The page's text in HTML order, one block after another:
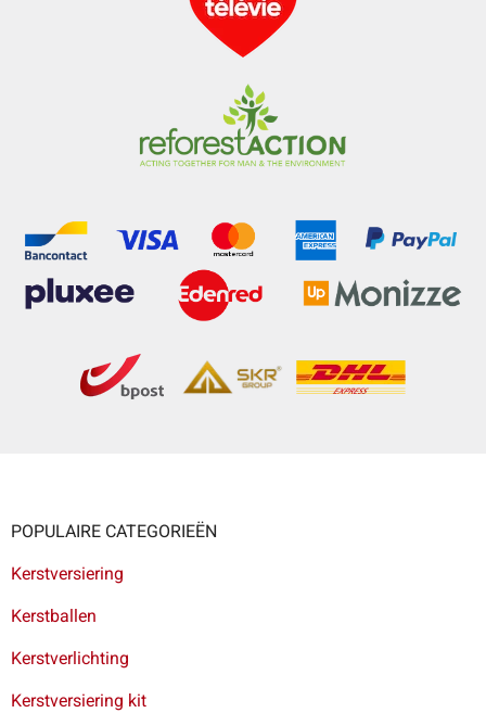
POPULAIRE CATEGORIEËN
Kerstversiering
Kerstballen
Kerstverlichting
Kerstversiering kit